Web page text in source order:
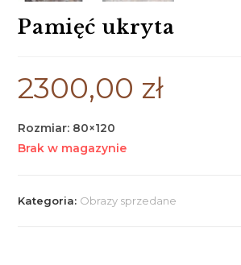
Pamięć ukryta
2300,00 zł
Rozmiar: 80×120
Brak w magazynie
Kategoria: Obrazy sprzedane